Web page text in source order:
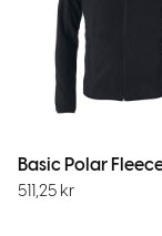
511,25 kr